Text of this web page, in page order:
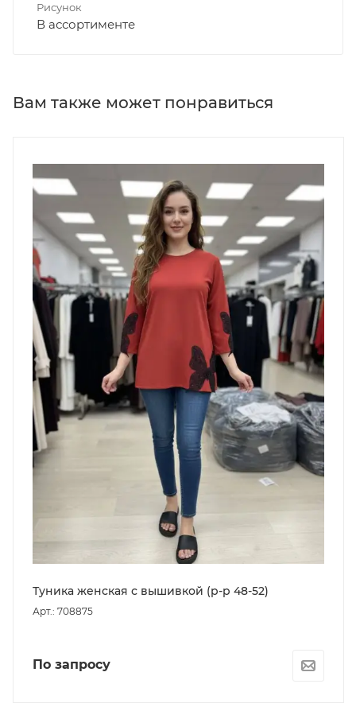
Рисунок
В ассортименте
Вам также может понравиться
Туника женская с вышивкой (р-р 48-52)
Арт.: 708875
По запросу